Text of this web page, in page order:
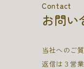
Contact
お問い
当社へのご
返信は３営